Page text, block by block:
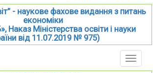
- наукове фахове видання з питань
економіки
Наказ Міністерства освіти і науки
від 11.07.2019 № 975)
Toggle